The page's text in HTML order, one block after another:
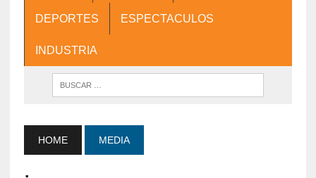
DEPORTES ESPECTACULOS
INDUSTRIA
HOME MEDIA